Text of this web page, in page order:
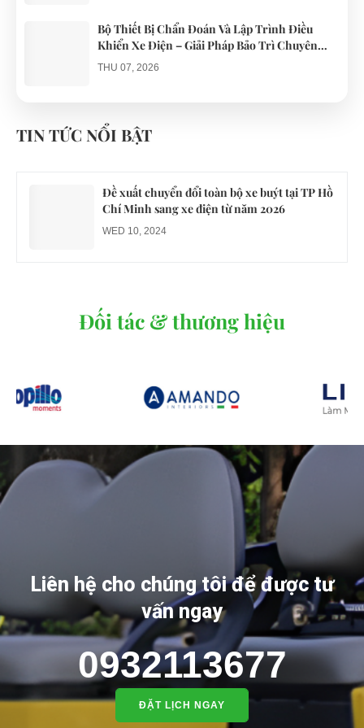
Bộ Thiết Bị Chẩn Đoán Và Lập Trình Điều
Khiển Xe Điện – Giải Pháp Bảo Trì Chuyên
Nghiệp
THU 07, 2026
gổ khi đón du khách ở Quy Nhơn
MON 07, 2026
TIN TỨC NỔI BẬT
Đề xuất chuyển đổi toàn bộ xe buýt tại TP Hồ
Chí Minh sang xe điện từ năm 2026
WED 10, 2024
Đối tác & thương hiệu
Liên hệ cho chúng tôi để được tư
vấn ngay
0932113677
ĐẶT LỊCH NGAY